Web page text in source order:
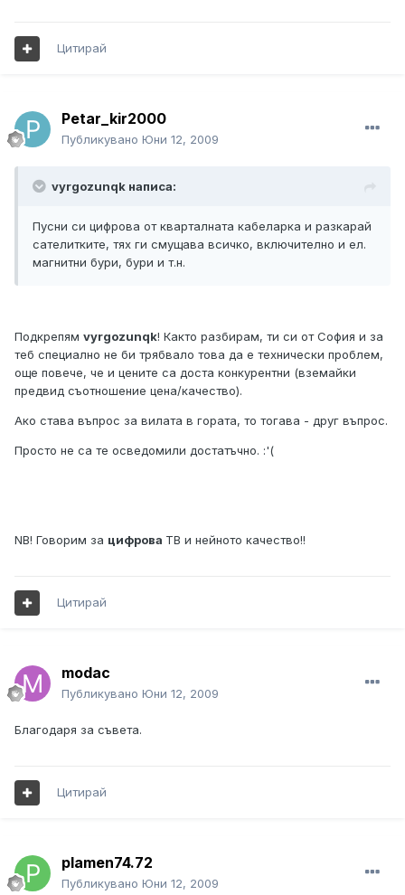
Цитирай
Petar_kir2000
Публикувано Юни 12, 2009
vyrgozunqk написа:
Пусни си цифрова от кварталната кабеларка и разкарай
сателитките, тях ги смущава всичко, включително и ел.
магнитни бури, бури и т.н.
Подкрепям vyrgozunqk! Както разбирам, ти си от София и за
теб специално не би трябвало това да е технически проблем,
още повече, че и цените са доста конкурентни (вземайки
предвид съотношение цена/качество).
Ако става въпрос за вилата в гората, то тогава - друг въпрос.
Просто не са те осведомили достатъчно. :'(
NB! Говорим за цифрова ТВ и нейното качество!!
Цитирай
modac
Публикувано Юни 12, 2009
Благодаря за съвета.
Цитирай
plamen74.72
Публикувано Юни 12, 2009